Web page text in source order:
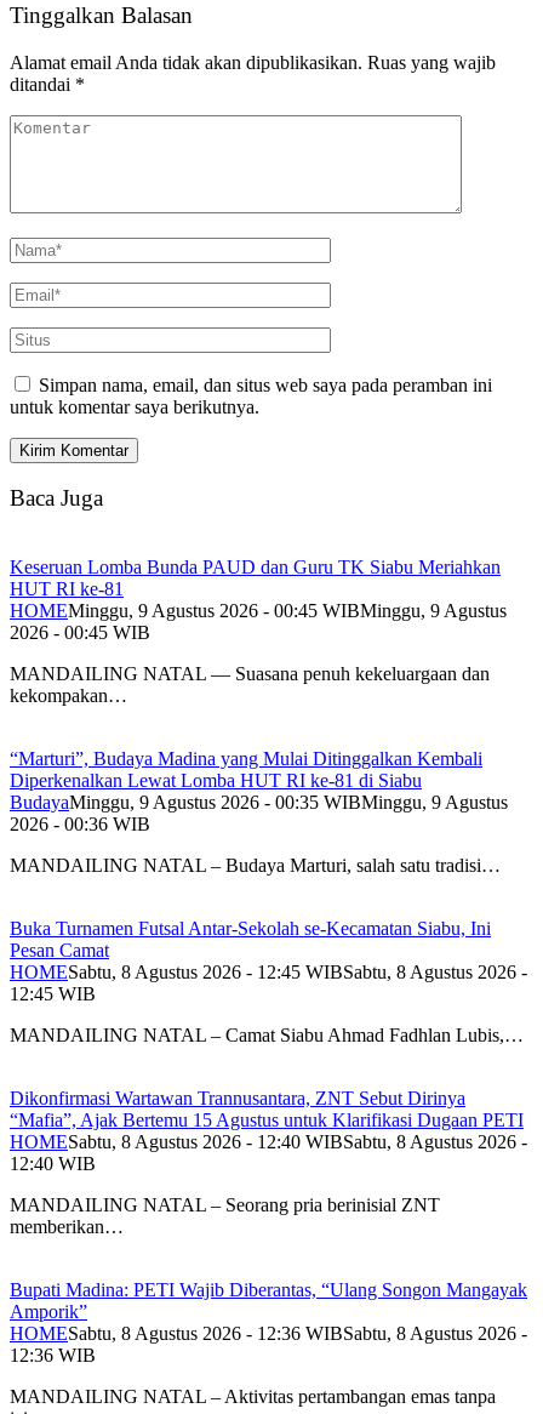
Tinggalkan Balasan
Alamat email Anda tidak akan dipublikasikan. Ruas yang wajib
ditandai *
Simpan nama, email, dan situs web saya pada peramban ini
untuk komentar saya berikutnya.
Baca Juga
Keseruan Lomba Bunda PAUD dan Guru TK Siabu Meriahkan
HUT RI ke-81
HOMEMinggu, 9 Agustus 2026 - 00:45 WIBMinggu, 9 Agustus
2026 - 00:45 WIB
MANDAILING NATAL — Suasana penuh kekeluargaan dan
kekompakan…
“Marturi”, Budaya Madina yang Mulai Ditinggalkan Kembali
Diperkenalkan Lewat Lomba HUT RI ke-81 di Siabu
BudayaMinggu, 9 Agustus 2026 - 00:35 WIBMinggu, 9 Agustus
2026 - 00:36 WIB
MANDAILING NATAL – Budaya Marturi, salah satu tradisi…
Buka Turnamen Futsal Antar-Sekolah se-Kecamatan Siabu, Ini
Pesan Camat
HOMESabtu, 8 Agustus 2026 - 12:45 WIBSabtu, 8 Agustus 2026 -
12:45 WIB
MANDAILING NATAL – Camat Siabu Ahmad Fadhlan Lubis,…
Dikonfirmasi Wartawan Trannusantara, ZNT Sebut Dirinya
“Mafia”, Ajak Bertemu 15 Agustus untuk Klarifikasi Dugaan PETI
HOMESabtu, 8 Agustus 2026 - 12:40 WIBSabtu, 8 Agustus 2026 -
12:40 WIB
MANDAILING NATAL – Seorang pria berinisial ZNT
memberikan…
Bupati Madina: PETI Wajib Diberantas, “Ulang Songon Mangayak
Amporik”
HOMESabtu, 8 Agustus 2026 - 12:36 WIBSabtu, 8 Agustus 2026 -
12:36 WIB
MANDAILING NATAL – Aktivitas pertambangan emas tanpa